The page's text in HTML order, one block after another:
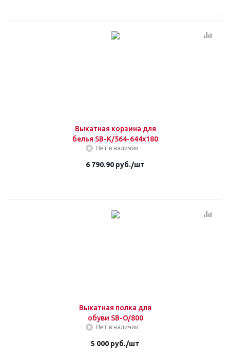
Выкатная корзина для
белья SB-K/564-644x180
Нет в наличии
6 790.90 руб./шт
Выкатная полка для
обуви SB-O/800
Нет в наличии
5 000 руб./шт